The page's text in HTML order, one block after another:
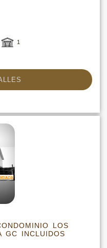
1
LOS
GC INCLUIDOS